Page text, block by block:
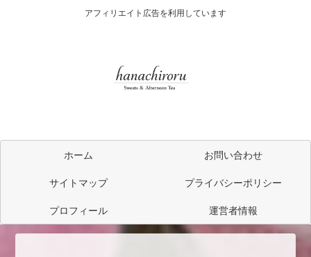
アフィリエイト広告を利用しています
ホーム
お問い合わせ
サイトマップ
プライバシーポリシー
プロフィール
運営者情報